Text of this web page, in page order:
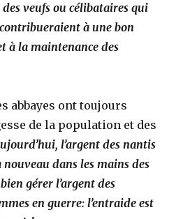
veufs ou célibataires qui
à une bon
à la maintenance des
abbayes ont toujours
de la population et des
l’argent des nantis
dans les mains des
gérer l’argent des
en guerre: l’entraide est